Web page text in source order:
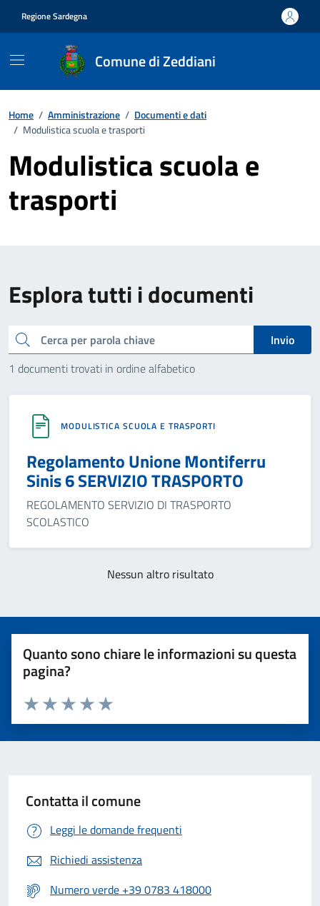
Regione Sardegna
Comune di Zeddiani
Home / Amministrazione / Documenti e dati
/ Modulistica scuola e trasporti
Modulistica scuola e
trasporti
Esplora tutti i documenti
Cerca
Invio
1 documenti trovati in ordine alfabetico
MODULISTICA SCUOLA E TRASPORTI
Regolamento Unione Montiferru
Sinis 6 SERVIZIO TRASPORTO
REGOLAMENTO SERVIZIO DI TRASPORTO
SCOLASTICO
Nessun altro risultato
Quanto sono chiare le informazioni su questa
pagina?
Valuta 5 stelle su 5
Valuta 4 stelle su 5
Valuta 3 stelle su 5
Valuta 2 stelle su 5
Valuta 1 stelle su 5
Contatta il comune
Leggi le domande frequenti
Richiedi assistenza
Numero verde +39 0783 418000